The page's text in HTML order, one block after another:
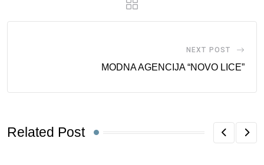
NEXT POST
MODNA AGENCIJA “NOVO LICE”
Related Post